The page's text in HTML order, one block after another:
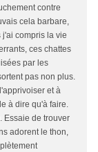
contre
cela barbare,
compris la vie
ces chattes
par les
pas non plus.
et à
à dire qu'à faire.
Essaie de trouver
adorent le thon,